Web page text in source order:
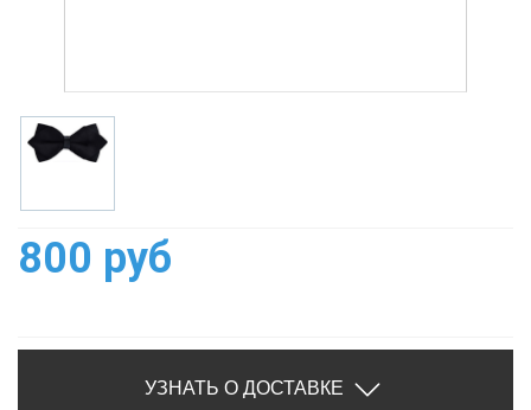
800 руб
УЗНАТЬ О ДОСТАВКЕ